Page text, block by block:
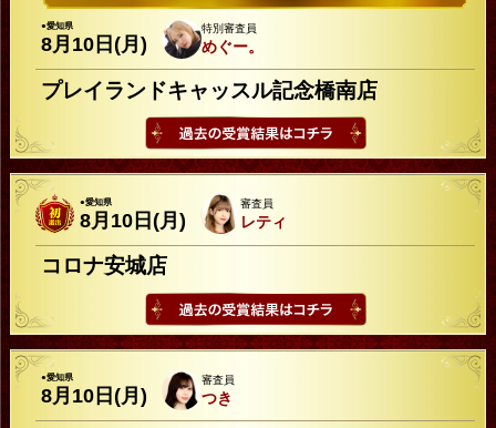
●愛知県
8月10日(月)
特別審査員
めぐー。
プレイランドキャッスル記念橋南店
●愛知県
8月10日(月)
審査員
レティ
コロナ安城店
●愛知県
8月10日(月)
審査員
つき